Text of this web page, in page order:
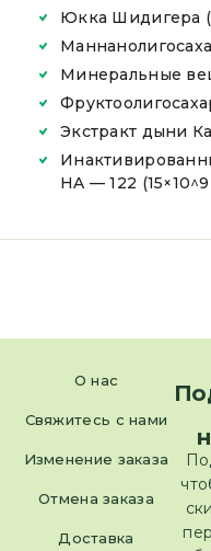
Юкка Шидигера
Минеральные
Экстракт дыни
HA — 122
О нас
Свяжитесь с нами
Изменение заказа
Отмена заказа
Доставка